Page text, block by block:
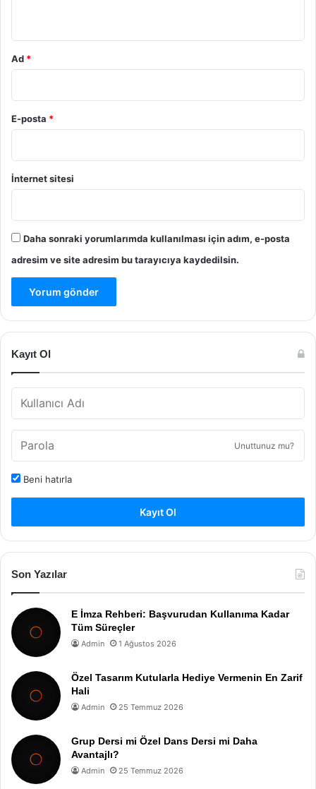
Ad *
E-posta *
İnternet sitesi
Daha sonraki yorumlarımda kullanılması için adım, e-posta
adresim ve site adresim bu tarayıcıya kaydedilsin.
Kayıt Ol
Unuttunuz mu?
Beni hatırla
Kayıt Ol
Son Yazılar
E İmza Rehberi: Başvurudan Kullanıma Kadar
Tüm Süreçler
Admin 1 Ağustos 2026
Özel Tasarım Kutularla Hediye Vermenin En Zarif
Hali
Admin 25 Temmuz 2026
Grup Dersi mi Özel Dans Dersi mi Daha
Avantajlı?
Admin 25 Temmuz 2026